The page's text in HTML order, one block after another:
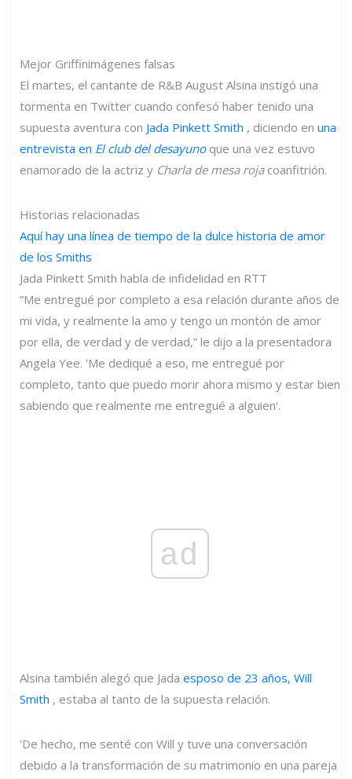
Mejor Griffinimágenes falsas
El martes, el cantante de R&B August Alsina instigó una
tormenta en Twitter cuando confesó haber tenido una
supuesta aventura con Jada Pinkett Smith , diciendo en una
entrevista en El club del desayuno que una vez estuvo
enamorado de la actriz y Charla de mesa rojacoanfitrión.
Historias relacionadas
Aquí hay una línea de tiempo de la dulce historia de amor
de los Smiths
Jada Pinkett Smith habla de infidelidad en RTT
“Me entregué por completo a esa relación durante años de
mi vida, y realmente la amo y tengo un montón de amor
por ella, de verdad y de verdad,” le dijo a la presentadora
Angela Yee. 'Me dediqué a eso, me entregué por
completo, tanto que puedo morir ahora mismo y estar bien
sabiendo que realmente me entregué a alguien'.
ad
Alsina también alegó que Jada esposo de 23 años, Will
Smith , estaba al tanto de la supuesta relación.
'De hecho, me senté con Will y tuve una conversación
debido a la transformación de su matrimonio en una pareja